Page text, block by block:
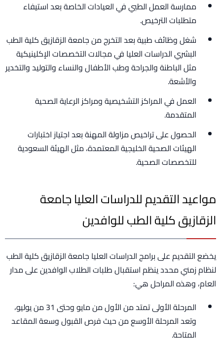
ممارسة العمل الطبي في العيادات الخاصة بعد استيفاء
متطلبات الترخيص.
شغل وظائف طبية بعد التخرج من جامعة الزقازيق كلية الطب
البشري الدراسات العليا في مجالات التخصصات الإكلينيكية
مثل الباطنة والجراحة وطب الأطفال والنساء والتوليد والتخدير
والأشعة.
العمل في المراكز التشخيصية ومراكز الرعاية الصحية
المتقدمة.
الحصول على تراخيص مزاولة المهنة بعد اجتياز اختبارات
الهيئات الصحية الخليجية المعتمدة، مثل الهيئة السعودية
للتخصصات الصحية.
مواعيد التقديم للدراسات العليا جامعة
الزقازيق كلية الطب للوافدين
يخضع التقديم على برامج الدراسات العليا جامعة الزقازيق كلية الطب
لنظام زمني محدد ينظم استقبال طلبات الطلاب الوافدين على مدار
العام، وهذه المراحل هي:
المرحلة الأولى تمتد من الأول من مايو وحتى 31 من يوليو،
وتعد المرحلة الأوسع من حيث فرص القبول وسعة المقاعد
المتاحة.